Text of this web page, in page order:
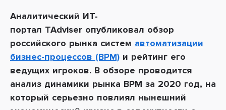
Аналитический ИТ-
портал TAdviser опубликовал обзор
российского рынка систем автоматизации
бизнес-процессов (BPM) и рейтинг его
ведущих игроков. В обзоре проводится
анализ динамики рынка BPM за 2020 год, на
который серьезно повлиял нынешний